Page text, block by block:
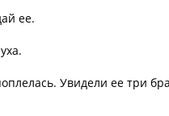
ее.
Увидели ее три